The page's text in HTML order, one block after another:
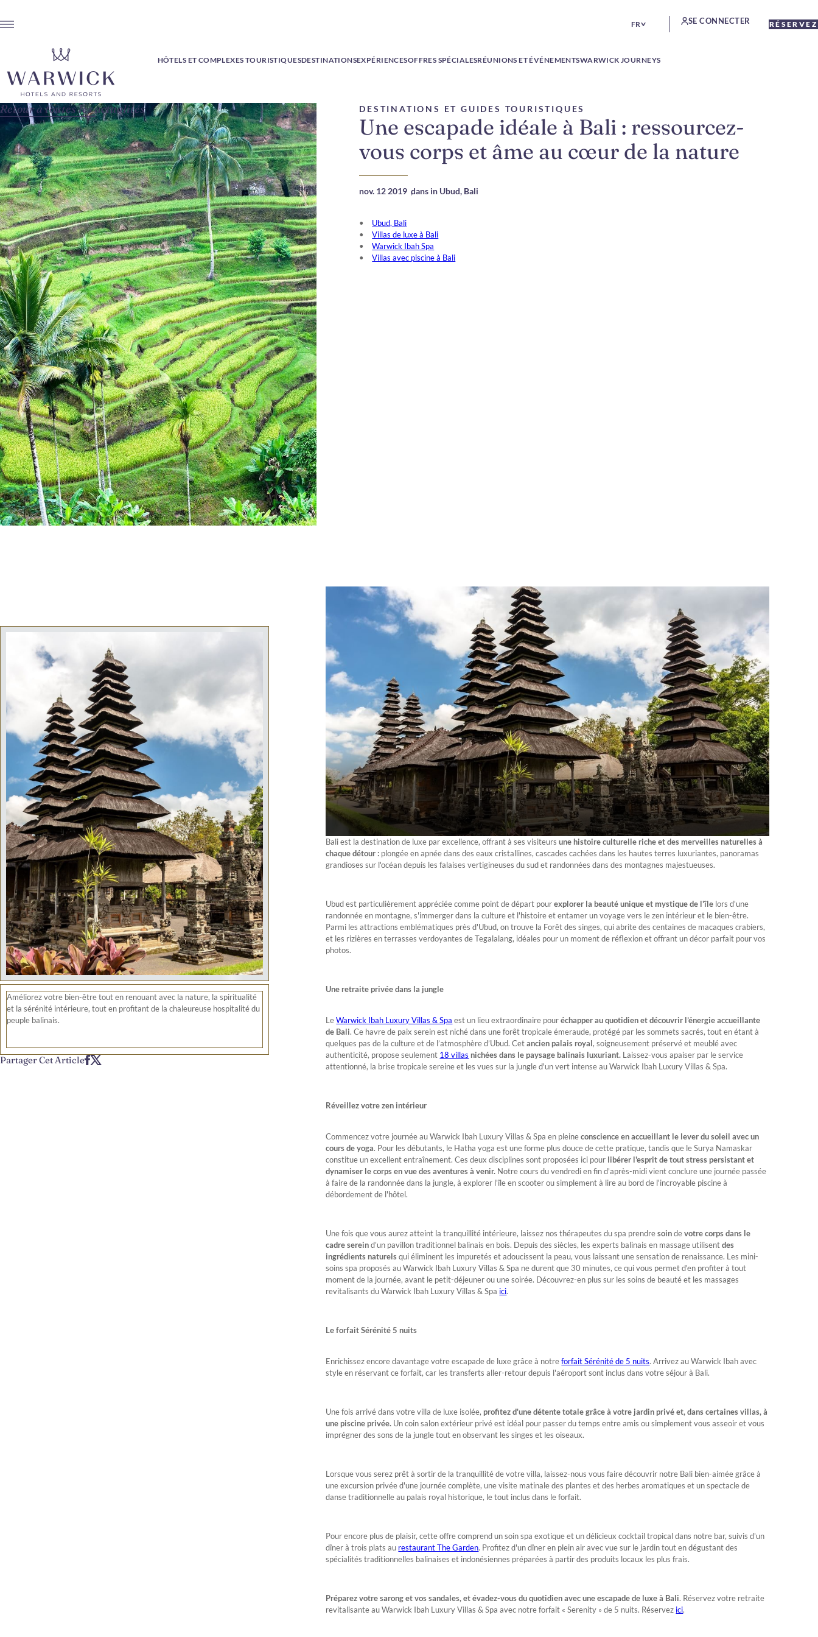
FR SE CONNECTER RÉSERVEZ
HÔTELS ET COMPLEXES TOURISTIQUESDESTINATIONSEXPÉRIENCESOFFRES SPÉCIALESRÉUNIONS ET ÉVÉNEMENTSWARWICK JOURNEYS
DESTINATIONS ET GUIDES TOURISTIQUES
Une escapade idéale à Bali : ressourcez-
vous corps et âme au cœur de la nature
nov. 12 2019 ,dans in Ubud, Bali
Ubud, Bali
Villas de luxe à Bali
Warwick Ibah Spa
Villas avec piscine à Bali
Retour à toutes les actualités
Améliorez votre bien-être tout en renouant avec la nature, la spiritualité
et la sérénité intérieure, tout en profitant de la chaleureuse hospitalité du
peuple balinais.
Partager Cet Article
Bali est la destination de luxe par excellence, offrant à ses visiteursune histoire culturelle riche et des merveilles naturelles à
chaque détour : plongée en apnée dans des eaux cristallines, cascades cachées dans les hautes terres luxuriantes, panoramas
grandioses sur l'océan depuis les falaises vertigineuses du sud et randonnées dans des montagnes majestueuses.
Ubud est particulièrement appréciée comme point de départ pourexplorer la beauté unique et mystique de l'île lors d'une
randonnée en montagne, s'immerger dans la culture et l'histoire et entamer un voyage vers le zen intérieur et le bien-être.
Parmi les attractions emblématiques près d'Ubud, on trouve la Forêt des singes, qui abrite des centaines de macaques crabiers,
et les rizières en terrasses verdoyantes de Tegalalang, idéales pour un moment de réflexion et offrant un décor parfait pour vos
photos.
Une retraite privée dans la jungle
LeWarwick Ibah Luxury Villas & Spa est un lieu extraordinaire pouréchapper au quotidien et découvrir l’énergie accueillante
de Bali. Ce havre de paix serein est niché dans une forêt tropicale émeraude, protégé par les sommets sacrés, tout en étant à
quelques pas de la culture et de l’atmosphère d’Ubud. Cetancien palais royal, soigneusement préservé et meublé avec
authenticité, propose seulement 18 villas nichées dans le paysage balinais luxuriant. Laissez-vous apaiser par le service
attentionné, la brise tropicale sereine et les vues sur la jungle d'un vert intense au Warwick Ibah Luxury Villas & Spa.
Réveillez votre zen intérieur
Commencez votre journée au Warwick Ibah Luxury Villas & Spa en pleineconscience en accueillant le lever du soleil avec un
cours de yoga. Pour les débutants, le Hatha yoga est une forme plus douce de cette pratique, tandis que le Surya Namaskar
constitue un excellent entraînement. Ces deux disciplines sont proposées ici pour libérer l'esprit de tout stress persistant et
dynamiser le corps en vue des aventures à venir. Notre cours du vendredi en fin d'après-midi vient conclure une journée passée
à faire de la randonnée dans la jungle, à explorer l'île en scooter ou simplement à lire au bord de l'incroyable piscine à
débordement de l'hôtel.
Une fois que vous aurez atteint la tranquillité intérieure, laissez nos thérapeutes du spa prendresoindevotre corps dans le
cadre sereind’un pavillon traditionnel balinais en bois. Depuis des siècles, les experts balinais en massage utilisentdes
ingrédients naturelsqui éliminent les impuretés et adoucissent la peau, vous laissant une sensation de renaissance. Les mini-
soins spa proposés au Warwick Ibah Luxury Villas & Spa ne durent que 30 minutes, ce qui vous permet d'en profiter à tout
moment de la journée, avant le petit-déjeuner ou une soirée. Découvrez-en plus sur les soins de beauté et les massages
revitalisants du Warwick Ibah Luxury Villas & Spa ici.
Le forfait Sérénité 5 nuits
Enrichissez encore davantage votre escapade de luxe grâce à notreforfait Sérénité de 5 nuits. Arrivez au Warwick Ibah avec
style en réservant ce forfait, car les transferts aller-retour depuis l'aéroport sont inclus dans votre séjour à Bali.
Une fois arrivé dans votre villa de luxe isolée, profitez d'une détente totale grâce à votre jardin privé et, dans certaines villas, à
une piscine privée. Un coin salon extérieur privé est idéal pour passer du temps entre amis ou simplement vous asseoir et vous
imprégner des sons de la jungle tout en observant les singes et les oiseaux.
Lorsque vous serez prêt à sortir de la tranquillité de votre villa, laissez-nous vous faire découvrir notre Bali bien-aimée grâce à
une excursion privée d'une journée complète, une visite matinale des plantes et des herbes aromatiques et un spectacle de
danse traditionnelle au palais royal historique, le tout inclus dans le forfait.
Pour encore plus de plaisir, cette offre comprend un soin spa exotique et un délicieux cocktail tropical dans notre bar, suivis d'un
dîner à trois plats au restaurant The Garden. Profitez d'un dîner en plein air avec vue sur le jardin tout en dégustant des
spécialités traditionnelles balinaises et indonésiennes préparées à partir des produits locaux les plus frais.
Préparez votre sarong et vos sandales, et évadez-vous du quotidien avec une escapade de luxe à Bali. Réservez votre retraite
revitalisante au Warwick Ibah Luxury Villas & Spa avec notre forfait « Serenity » de 5 nuits. Réservez ici.